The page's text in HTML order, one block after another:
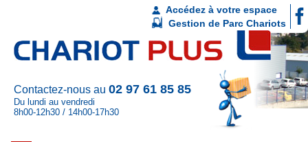
Contactez-nous au 02 97 61 85 85
Du lundi au vendredi
8h00-12h30 / 14h00-17h30
Accédez à votre espace
Gestion de Parc Chariots